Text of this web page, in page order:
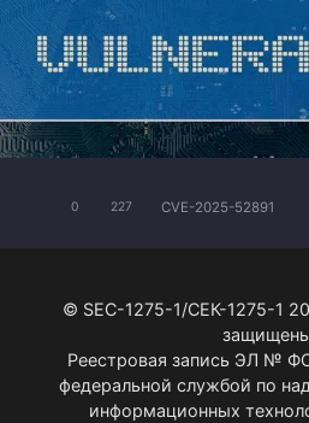
0 227 CVE-2025-52891
© SEC-1275-1/СЕК-1275-1
Реестровая запись ЭЛ №
федеральной службой по
информационных